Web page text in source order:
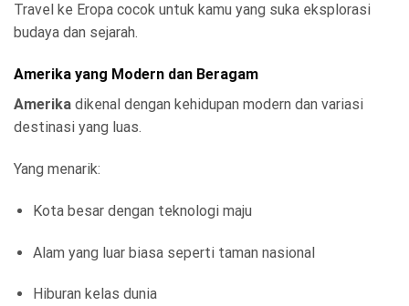
Travel ke Eropa cocok untuk kamu yang suka eksplorasi
budaya dan sejarah.
Amerika yang Modern dan Beragam
Amerika dikenal dengan kehidupan modern dan variasi
destinasi yang luas.
Yang menarik:
Kota besar dengan teknologi maju
Alam yang luar biasa seperti taman nasional
Hiburan kelas dunia